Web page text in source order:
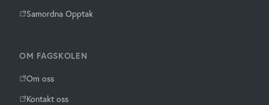
Samordna Opptak
OM FAGSKOLEN
Om oss
Kontakt oss